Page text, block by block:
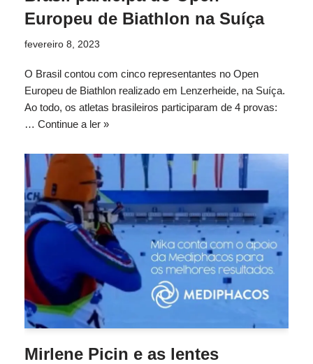
Europeu de Biathlon na Suíça
fevereiro 8, 2023
O Brasil contou com cinco representantes no Open
Europeu de Biathlon realizado em Lenzerheide, na Suíça.
Ao todo, os atletas brasileiros participaram de 4 provas:
… Continue a ler »
Mirlene Picin e as lentes